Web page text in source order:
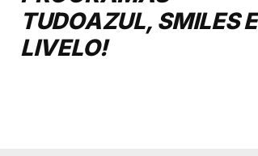
TUDOAZUL, SMILES E
LIVELO!